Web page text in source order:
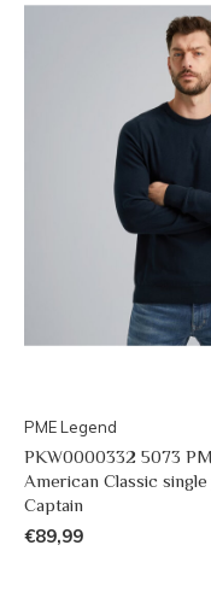
PME Legend
PKW0000332 5073
American Classic
Captain
€89,99